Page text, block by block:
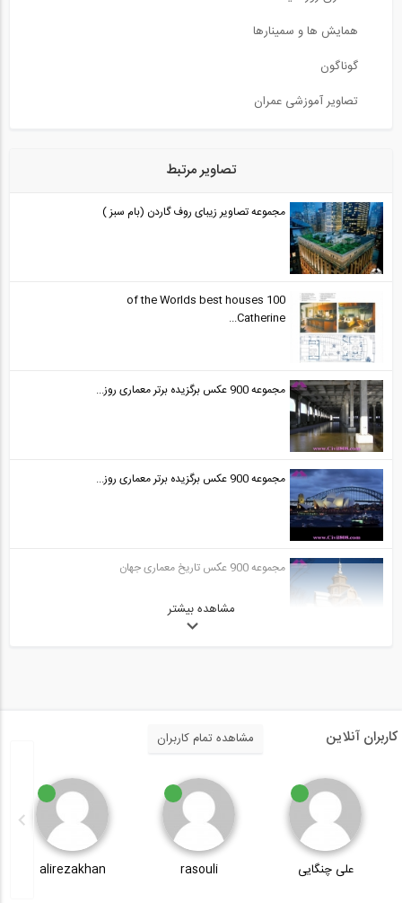
همایش ها و سمینارها
گوناگون
تصاویر آموزشی عمران
تصاویر مرتبط
مجموعه تصاویر زیبای روف گاردن (بام سبز )
100 of the Worlds best houses
Catherine...
مجموعه 900 عکس برگزیده برتر معماری روز...
مجموعه 900 عکس برگزیده برتر معماری روز...
مجموعه 900 عکس تاریخ معماری جهان
مشاهده بیشتر
کاربران آنلاین مشاهده تمام کاربران
rasouli
alirezakhan بنی جمالی